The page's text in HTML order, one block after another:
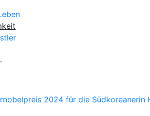
2024 für die Südkoreanerin